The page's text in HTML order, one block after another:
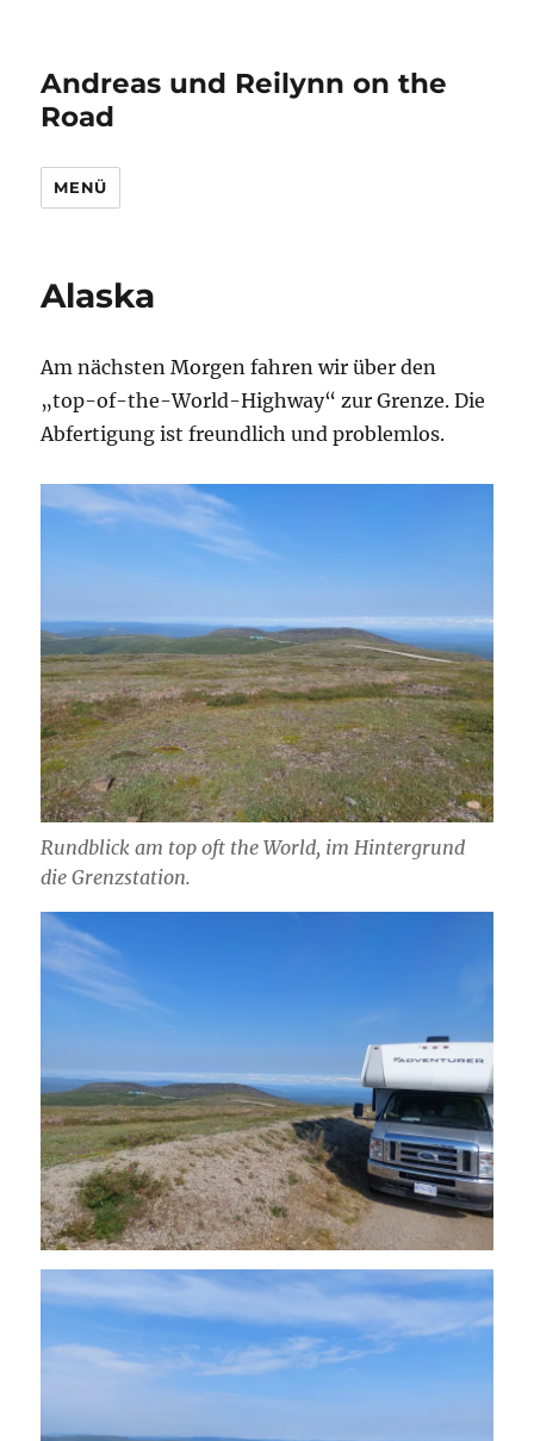
Andreas und Reilynn on the
Road
MENÜ
Alaska
Am nächsten Morgen fahren wir über den
„top-of-the-World-Highway“ zur Grenze. Die
Abfertigung ist freundlich und problemlos.
Rundblick am top oft the World, im Hintergrund
die Grenzstation.